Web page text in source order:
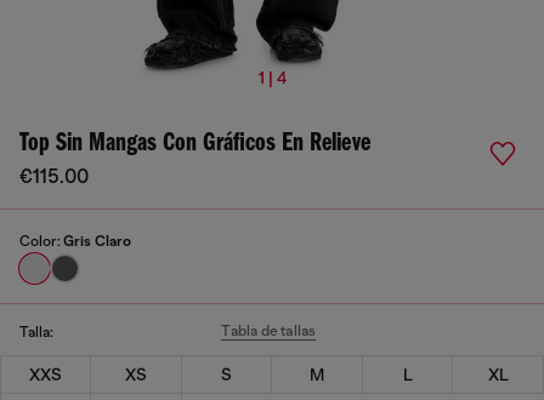
1 | 4
Top Sin Mangas Con Gráficos En Relieve
€115.00
Color: Gris Claro
Talla: Tabla de tallas
XXS XS S M L
XL